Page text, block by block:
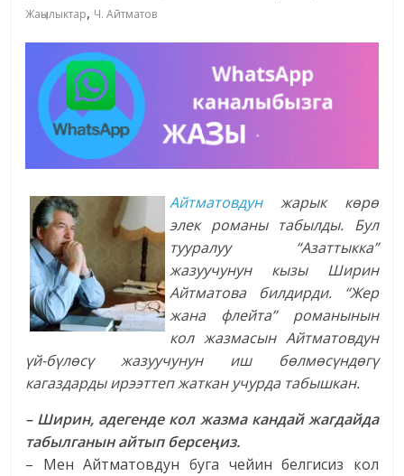
Жаңылыктар, Ч. Айтматов
Айтматовдунжарык көрө
элек романы табылды. Бул
тууралуу “Азаттыкка”
жазуучунун кызы Ширин
Айтматова билдирди. “Жер
жана флейта” романынын
кол жазмасын Айтматовдун
үй-бүлөсү жазуучунун иш бөлмөсүндөгү
кагаздарды ирээттеп жаткан учурда табышкан.
– Ширин, адегенде кол жазма кандай жагдайда
табылганын айтып берсеңиз.
– Мен Айтматовдун буга чейин белгисиз кол